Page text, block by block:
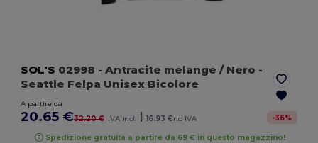
SOL'S 02998 - Antracite melange / Nero -
Seattle Felpa Unisex Bicolore
A partire da
20.65 €32.20 € IVA incl. | 16.93 €no IVA -36%
Spedizione gratuita a partire da 69 € in questo magazzino!